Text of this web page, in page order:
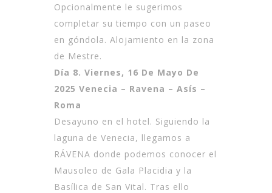
Opcionalmente le sugerimos
completar su tiempo con un paseo
en góndola. Alojamiento en la zona
de Mestre.
Día 8. Viernes, 16 De Mayo De
2025 Venecia – Ravena – Asís –
Roma
Desayuno en el hotel. Siguiendo la
laguna de Venecia, llegamos a
RÁVENA donde podemos conocer el
Mausoleo de Gala Placidia y la
Basílica de San Vital. Tras ello